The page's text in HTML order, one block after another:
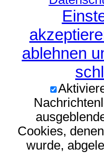
ablehnen
Cookies,
wurde,